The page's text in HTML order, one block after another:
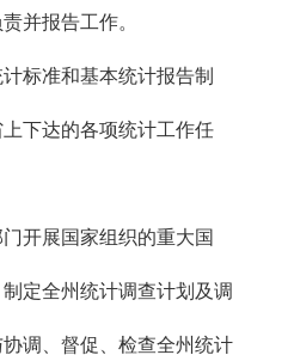
并报告工作。
准和基本统计报告制
下达的各项统计工作任
展国家组织的重大国
定全州统计调查计划及调
调、督促、检查全州统计